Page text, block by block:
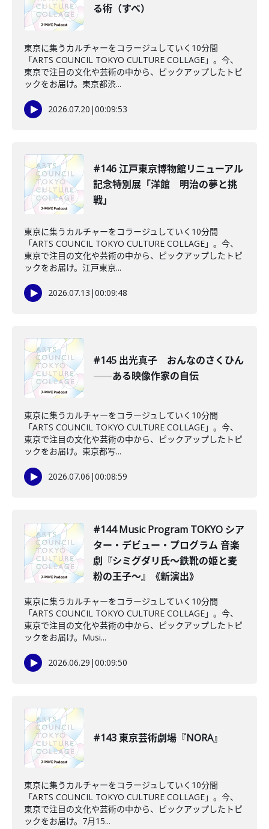
る術（すべ）
東京に集うカルチャーをコラージュしていく10分間
「ARTS COUNCIL TOKYO CULTURE COLLAGE」。今、
東京で注目の文化や芸術の中から、ピックアップしたトピ
ックをお届け。東京都渋...
2026.07.20 |00:09:53
#146 江戸東京博物館リニューアル
記念特別展「洋館 明治の夢と挑
戦」
東京に集うカルチャーをコラージュしていく10分間
「ARTS COUNCIL TOKYO CULTURE COLLAGE」。今、
東京で注目の文化や芸術の中から、ピックアップしたトピ
ックをお届け。江戸東京...
2026.07.13 |00:09:48
#145 出光真子 おんなのさくひん
――ある映像作家の自伝
東京に集うカルチャーをコラージュしていく10分間
「ARTS COUNCIL TOKYO CULTURE COLLAGE」。今、
東京で注目の文化や芸術の中から、ピックアップしたトピ
ックをお届け。東京都写...
2026.07.06 |00:08:59
#144 Music Program TOKYO シア
ター・デビュー・プログラム 音楽
劇『シミグダリ氏〜鉄靴の姫と麦
粉の王子〜』《新演出》
東京に集うカルチャーをコラージュしていく10分間
「ARTS COUNCIL TOKYO CULTURE COLLAGE」。今、
東京で注目の文化や芸術の中から、ピックアップしたトピ
ックをお届け。Musi...
2026.06.29 |00:09:50
#143 東京芸術劇場『NORA』
東京に集うカルチャーをコラージュしていく10分間
「ARTS COUNCIL TOKYO CULTURE COLLAGE」。今、
東京で注目の文化や芸術の中から、ピックアップしたトピ
ックをお届け。7月15...